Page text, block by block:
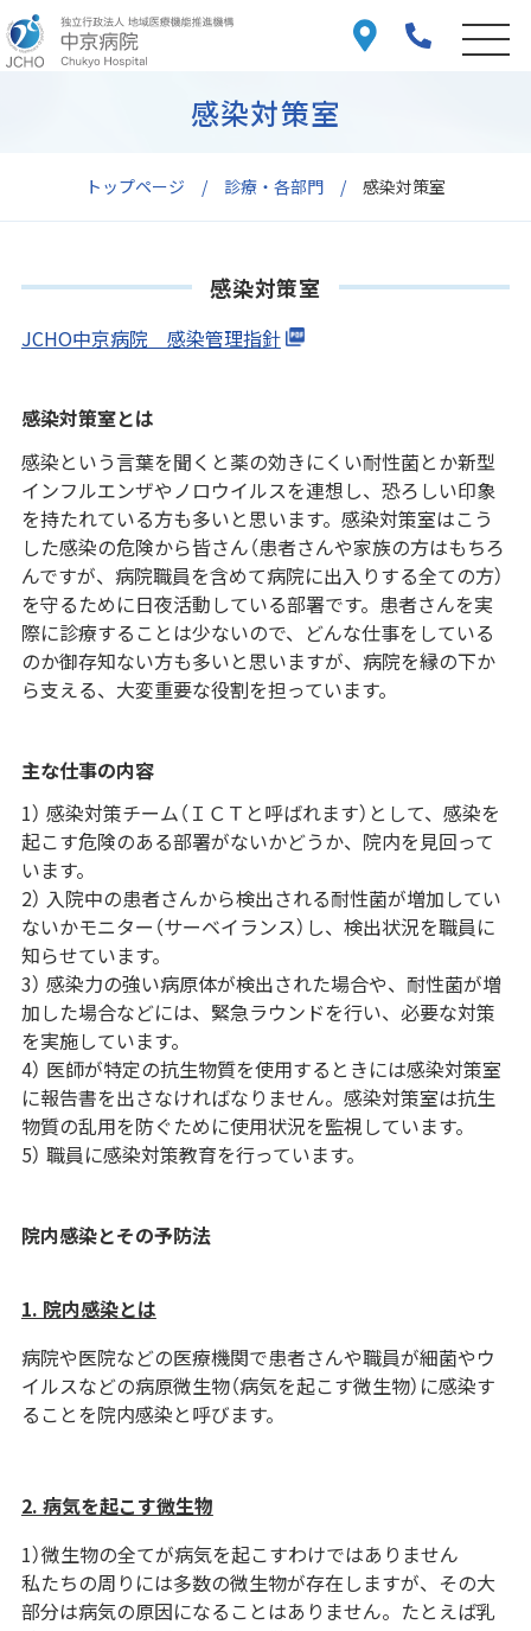
トップページ 診療・各部門 感染対策室
感染対策室
感染対策室
JCHO中京病院 感染管理指針
感染対策室とは
感染という言葉を聞くと薬の効きにくい耐性菌とか新型
インフルエンザやノロウイルスを連想し、恐ろしい印象
を持たれている方も多いと思います。感染対策室はこう
した感染の危険から皆さん（患者さんや家族の方はもちろ
んですが、病院職員を含めて病院に出入りする全ての方）
を守るために日夜活動している部署です。患者さんを実
際に診療することは少ないので、どんな仕事をしている
のか御存知ない方も多いと思いますが、病院を縁の下か
ら支える、大変重要な役割を担っています。
主な仕事の内容
1） 感染対策チーム（ＩＣＴと呼ばれます）として、感染を
起こす危険のある部署がないかどうか、院内を見回って
います。
2） 入院中の患者さんから検出される耐性菌が増加してい
ないかモニター（サーベイランス）し、検出状況を職員に
知らせています。
3） 感染力の強い病原体が検出された場合や、耐性菌が増
加した場合などには、緊急ラウンドを行い、必要な対策
を実施しています。
4） 医師が特定の抗生物質を使用するときには感染対策室
に報告書を出さなければなりません。感染対策室は抗生
物質の乱用を防ぐために使用状況を監視しています。
5） 職員に感染対策教育を行っています。
院内感染とその予防法
1. 院内感染とは
病院や医院などの医療機関で患者さんや職員が細菌やウ
イルスなどの病原微生物（病気を起こす微生物）に感染す
ることを院内感染と呼びます。
2. 病気を起こす微生物
1）微生物の全てが病気を起こすわけではありません
私たちの周りには多数の微生物が存在しますが、その大
部分は病気の原因になることはありません。たとえば乳